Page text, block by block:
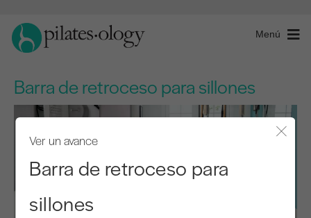
Menú
Barra de retroceso para sillones
Ver un avance
Barra de retroceso para
sillones